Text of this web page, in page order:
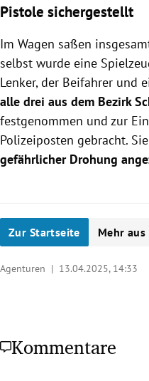
Pistole sichergestellt
Im Wagen saßen
selbst wurde eine
Lenker, der Beifahrer und
alle drei aus dem Bezirk
festgenommen und zur
Polizeiposten gebracht.
gefährlicher Drohung
Zur Startseite Mehr
Agenturen | 13.04.2025, 14:33
Kommentare